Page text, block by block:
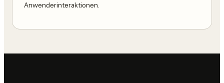
Anwenderinteraktionen.